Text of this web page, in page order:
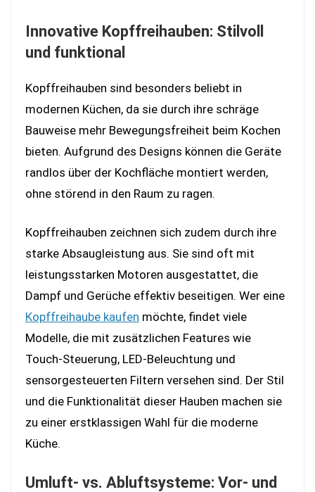
Innovative Kopffreihauben: Stilvoll
und funktional
Kopffreihauben sind besonders beliebt in
modernen Küchen, da sie durch ihre schräge
Bauweise mehr Bewegungsfreiheit beim Kochen
bieten. Aufgrund des Designs können die Geräte
randlos über der Kochfläche montiert werden,
ohne störend in den Raum zu ragen.
Kopffreihauben zeichnen sich zudem durch ihre
starke Absaugleistung aus. Sie sind oft mit
leistungsstarken Motoren ausgestattet, die
Dampf und Gerüche effektiv beseitigen. Wer eine
Kopffreihaube kaufen möchte, findet viele
Modelle, die mit zusätzlichen Features wie
Touch-Steuerung, LED-Beleuchtung und
sensorgesteuerten Filtern versehen sind. Der Stil
und die Funktionalität dieser Hauben machen sie
zu einer erstklassigen Wahl für die moderne
Küche.
Umluft- vs. Abluftsysteme: Vor- und